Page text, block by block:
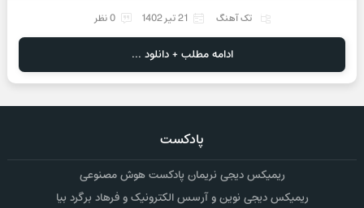
تک آهنگ 21 تیر 1402 0 نظر
ادامه مطلب + دانلود ...
پادکست
ریمیکس دیجی نریمان پادکست هوش مصنوعی
ریمیکس دیجی نوین و آرسس الکترونیک و فرهاد برگرد بیا